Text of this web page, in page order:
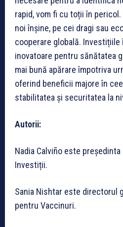
rapid, vom fi cu toții în
noi înșine, pe cei dragi sau
cooperare globală. Investițiile
inovatoare pentru sănătatea
mai bună apărare împotriva
oferind beneficii majore în
stabilitatea și securitatea la
Autorii:
Nadia Calviño este
Investiții.
Sania Nishtar este directorul
pentru Vaccinuri.